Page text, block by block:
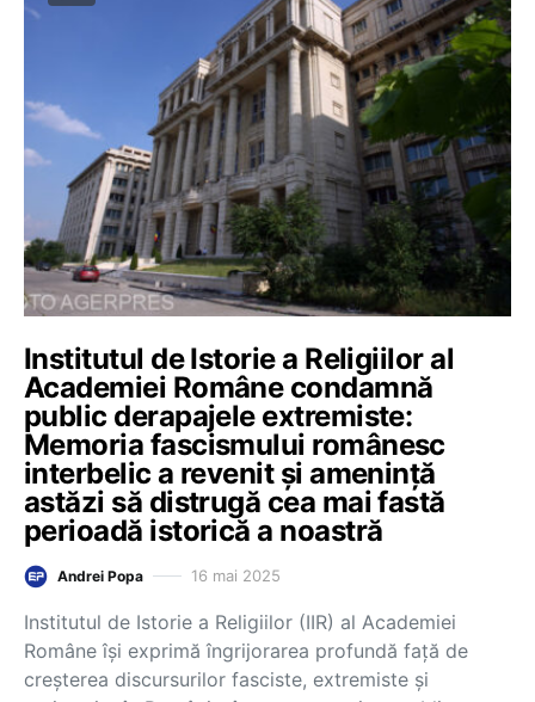
Institutul de Istorie a Religiilor al
Academiei Române condamnă
public derapajele extremiste:
Memoria fascismului românesc
interbelic a revenit și amenință
astăzi să distrugă cea mai fastă
perioadă istorică a noastră
Andrei Popa 16 mai 2025
Institutul de Istorie a Religiilor (IIR) al Academiei
Române își exprimă îngrijorarea profundă față de
creșterea discursurilor fasciste, extremiste și